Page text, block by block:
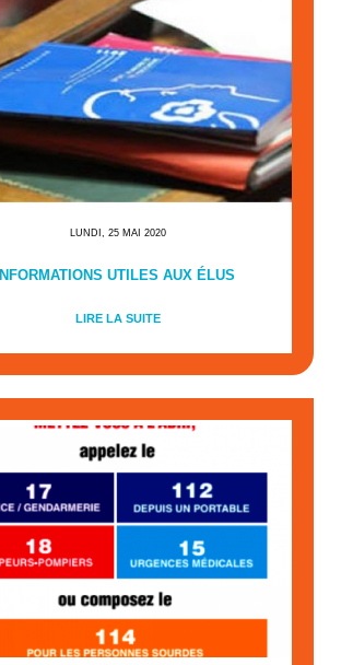
LUNDI, 25 MAI 2020
INFORMATIONS UTILES AUX ÉLUS
LIRE LA SUITE